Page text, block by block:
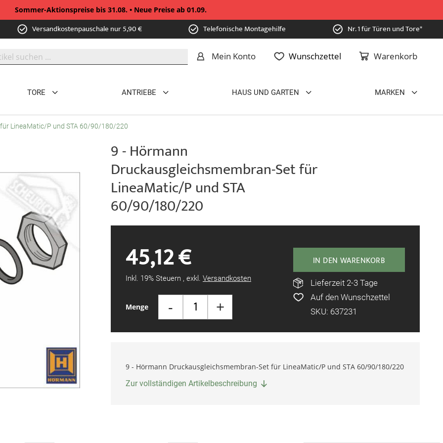
Sommer-Aktionspreise bis 31.08. • Neue Preise ab 01.09.
Versandkostenpauschale nur 5,90 € Telefonische Montagehilfe Nr. 1 für Türen und Tore*
Warenkorb
Mein Konto Wunschzettel
TORE ANTRIEBE HAUS UND GARTEN MARKEN
LineaMatic/P und STA 60/90/180/220
9 - Hörmann
Druckausgleichsmembran-Set für
LineaMatic/P und STA
60/90/180/220
Menge - +
45,12 €
Inkl. 19% Steuern , exkl. Versandkosten
IN DEN WARENKORB
Lieferzeit 2-3 Tage
Auf den Wunschzettel
SKU: 637231
9 - Hörmann Druckausgleichsmembran-Set für LineaMatic/P und STA 60/90/180/220
Zur vollständigen Artikelbeschreibung